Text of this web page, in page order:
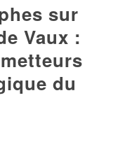
sur
Vaux :
du